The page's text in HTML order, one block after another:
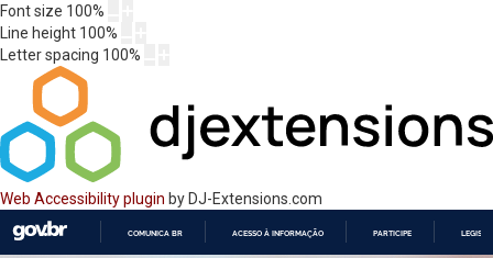
Font size 100%
Line height 100%
Letter spacing 100%
Web Accessibility plugin by DJ-Extensions.com
COMUNICA BR ACESSO À INFORMAÇÃO PARTICIPE